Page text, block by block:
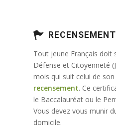
Tout jeune Français doit
Défense et Citoyenneté
mois qui suit celui de
recensement. Ce
le Baccalauréat ou le
Vous devez vous munir
domicile.